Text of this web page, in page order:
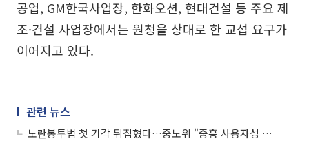
공업, GM한국사업장, 한화오션, 현대건설 등 주요 제
조·건설 사업장에서는 원청을 상대로 한 교섭 요구가
이어지고 있다.
관련 뉴스
노란봉투법 첫 기각 뒤집혔다…중노위 "중흥 사용자성 인정"